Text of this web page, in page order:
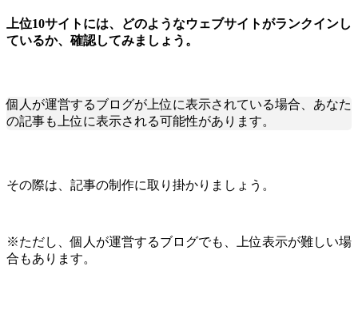
上位10サイトには、どのようなウェブサイトがランクインし
ているか、確認してみましょう。
個人が運営するブログが上位に表示されている場合、あなた
の記事も上位に表示される可能性があります。
その際は、記事の制作に取り掛かりましょう。
※ただし、個人が運営するブログでも、上位表示が難しい場
合もあります。